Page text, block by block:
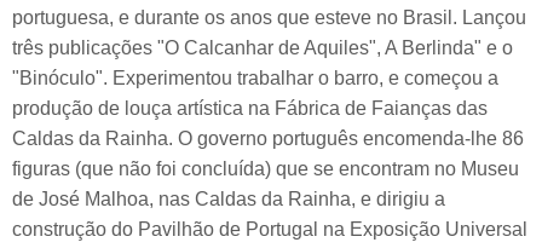
portuguesa, e durante os anos que esteve no Brasil. Lançou
três publicações "O Calcanhar de Aquiles", A Berlinda" e o
"Binóculo". Experimentou trabalhar o barro, e começou a
produção de louça artística na Fábrica de Faianças das
Caldas da Rainha. O governo português encomenda-lhe 86
figuras (que não foi concluída) que se encontram no Museu
de José Malhoa, nas Caldas da Rainha, e dirigiu a
construção do Pavilhão de Portugal na Exposição Universal